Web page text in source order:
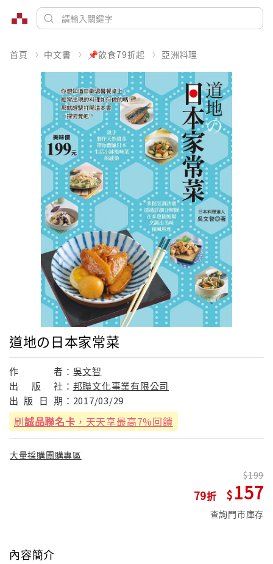
首頁 中文書 📌飲食79折起 亞洲料理
道地の日本家常菜
作 者： 吳文智
出
版 社： 邦聯文化事業有限公司
出 版 日 期： 2017/03/29
刷誠品聯名卡 ，天天享最高7%回饋
大量採購團購專區
79
199
157
查詢門市庫存
內容簡介